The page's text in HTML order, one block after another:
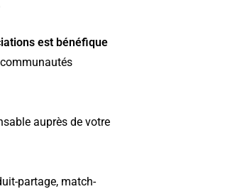
est bénéfique
auprès de votre
partage, match-